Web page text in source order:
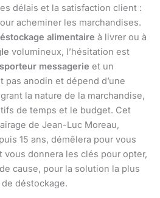
délais et la satisfaction client :
acheminer les marchandises.
alimentaire à livrer ou à
volumineux, l’hésitation est
messagerie et un
pas anodin et dépend d’une
la nature de la marchandise,
de temps et le budget. Cet
de Jean-Luc Moreau,
15 ans, démêlera pour vous
donnera les clés pour opter,
cause, pour la solution la plus
déstockage.